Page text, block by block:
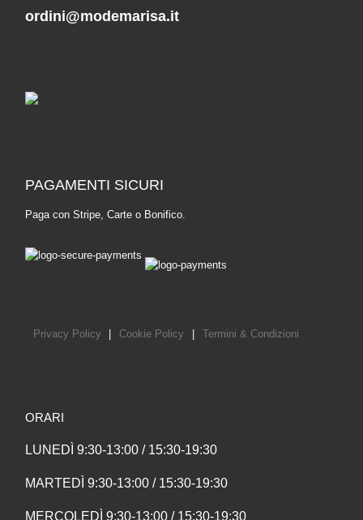
ordini@modemarisa.it
PAGAMENTI SICURI
Paga con Stripe, Carte o Bonifico.
Privacy Policy Cookie Policy Termini & Condizioni
ORARI
LUNEDÌ 9:30-13:00 / 15:30-19:30
MARTEDÌ 9:30-13:00 / 15:30-19:30
MERCOLEDÌ 9:30-13:00 / 15:30-19:30